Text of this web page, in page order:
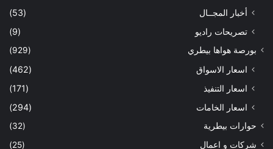
أخبار المجــال
(53)
تصريحات راديو
(9)
بورصة هواها بيطري (929)
اسعار الاسواق
(462)
اسعار التنفيذ
(171)
اسعار الخامات
(294)
حوارات بيطرية
(32)
شركات و اعمال
(25)